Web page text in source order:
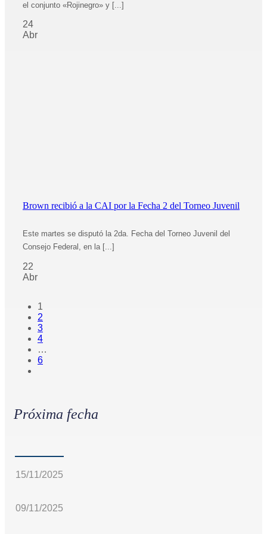
el conjunto «Rojinegro» y [...]
24
Abr
Brown recibió a la CAI por la Fecha 2 del Torneo Juvenil
Este martes se disputó la 2da. Fecha del Torneo Juvenil del
Consejo Federal, en la [...]
22
Abr
1
2
3
4
…
6
Próxima fecha
15/11/2025
09/11/2025